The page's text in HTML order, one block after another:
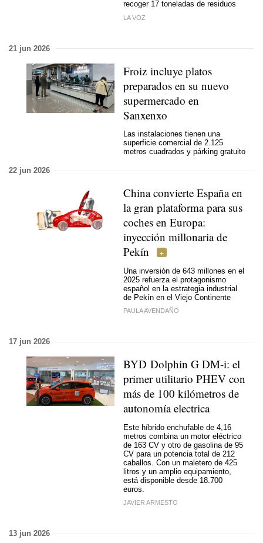
recoger 17 toneladas de residuos
LA VOZ
21 jun 2026
Froiz incluye platos
preparados en su nuevo
supermercado en
Sanxenxo
Las instalaciones tienen una
superficie comercial de 2.125
metros cuadrados y párking gratuito
22 jun 2026
China convierte España en
la gran plataforma para sus
coches en Europa:
inyección millonaria de
Pekín
Una inversión de 643 millones en el
2025 refuerza el protagonismo
español en la estrategia industrial
de Pekín en el Viejo Continente
PAULA AVENDAÑO
17 jun 2026
BYD Dolphin G DM-i: el
primer utilitario PHEV con
más de 100 kilómetros de
autonomía electrica
Este híbrido enchufable de 4,16
metros combina un motor eléctrico
de 163 CV y otro de gasolina de 95
CV para un potencia total de 212
caballos. Con un maletero de 425
litros y un amplio equipamiento,
está disponible desde 18.700
euros.
JAVIER ARMESTO
13 jun 2026